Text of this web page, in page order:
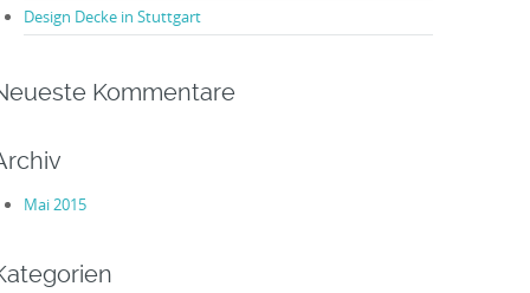
Design Decke in Stuttgart
Kommentare
Mai 2015